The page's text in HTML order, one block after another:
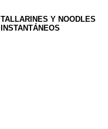
TALLARINES Y NOODLES
INSTANTÁNEOS